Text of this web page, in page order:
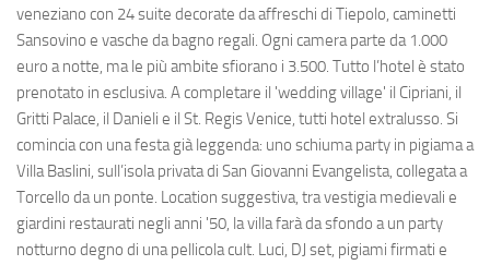
veneziano con 24 suite decorate da affreschi di Tiepolo, caminetti
Sansovino e vasche da bagno regali. Ogni camera parte da 1.000
euro a notte, ma le più ambite sfiorano i 3.500. Tutto l’hotel è stato
prenotato in esclusiva. A completare il 'wedding village' il Cipriani, il
Gritti Palace, il Danieli e il St. Regis Venice, tutti hotel extralusso. Si
comincia con una festa già leggenda: uno schiuma party in pigiama a
Villa Baslini, sull’isola privata di San Giovanni Evangelista, collegata a
Torcello da un ponte. Location suggestiva, tra vestigia medievali e
giardini restaurati negli anni '50, la villa farà da sfondo a un party
notturno degno di una pellicola cult. Luci, DJ set, pigiami firmati e